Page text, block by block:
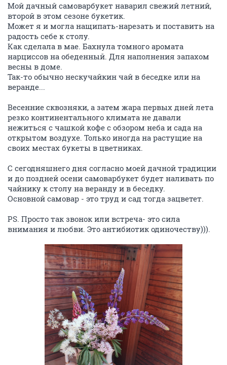
Мой дачный самоварбукет наварил свежий летний,
второй в этом сезоне букетик.
Может я и могла нащипать-нарезать и поставить на
радость себе к столу.
Как сделала в мае. Бахнула томного аромата
нарциссов на обеденный. Для наполнения запахом
весны в доме.
Так-то обычно нескучайкин чай в беседке или на
веранде...
Весенние сквозняки, а затем жара первых дней лета
резко континентального климата не давали
нежиться с чашкой кофе с обзором неба и сада на
открытом воздухе. Только иногда на растущие на
своих местах букеты в цветниках.
С сегодняшнего дня согласно моей дачной традиции
и до поздней осени самоварбукет будет наливать по
чайнику к столу на веранду и в беседку.
Основной самовар - это труд и сад тогда зацветет.
PS. Просто так звонок или встреча- это сила
внимания и любви. Это антибиотик одиночеству))).